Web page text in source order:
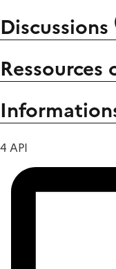
Discussions
4 API